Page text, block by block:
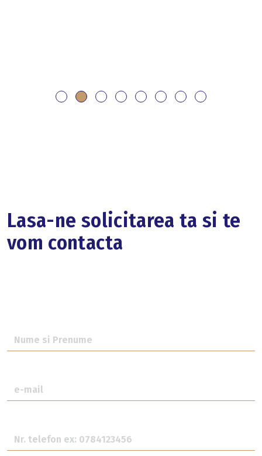
Lasa-ne solicitarea ta si te
vom contacta